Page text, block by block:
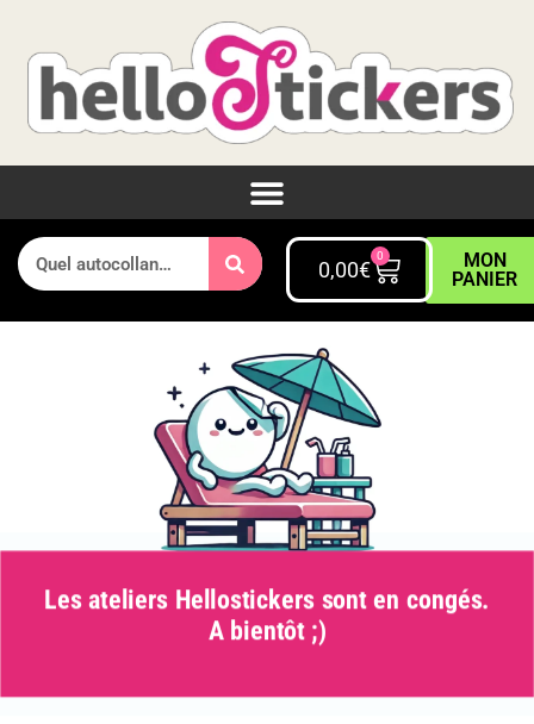
0,00€
0
MON
PANIER
Les ateliers Hellostickers sont en congés.
A bientôt ;)